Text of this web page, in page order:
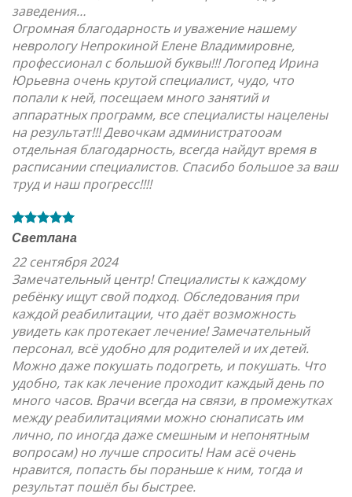
заведения…
Огромная благодарность и уважение нашему
неврологу Непрокиной Елене Владимировне,
профессионал с большой буквы!!! Логопед Ирина
Юрьевна очень крутой специалист, чудо, что
попали к ней, посещаем много занятий и
аппаратных программ, все специалисты нацелены
на результат!!! Девочкам администратооам
отдельная благодарность, всегда найдут время в
расписании специалистов. Спасибо большое за ваш
труд и наш прогресс!!!!
Светлана
22 сентября 2024
Замечательный центр! Специалисты к каждому
ребёнку ищут свой подход. Обследования при
каждой реабилитации, что даёт возможность
увидеть как протекает лечение! Замечательный
персонал, всё удобно для родителей и их детей.
Можно даже покушать подогреть, и покушать. Что
удобно, так как лечение проходит каждый день по
много часов. Врачи всегда на связи, в промежутках
между реабилитациями можно сюнаписать им
лично, по иногда даже смешным и непонятным
вопросам) но лучше спросить! Нам асё очень
нравится, попасть бы пораньше к ним, тогда и
результат пошёл бы быстрее.